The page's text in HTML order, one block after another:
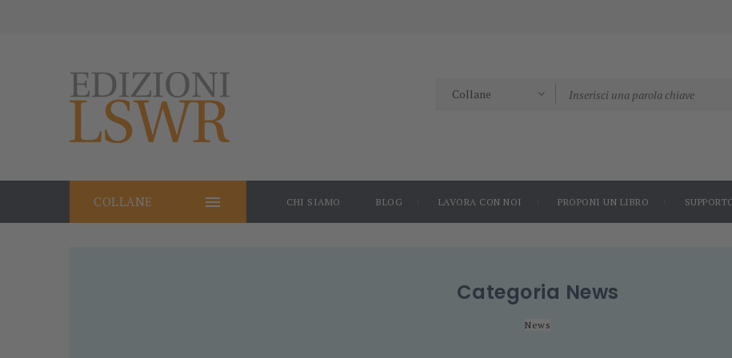

COLLANE CHI SIAMO BLOG LAVORA CON NOI PROPONI UN LIBRO
Categoria News
News